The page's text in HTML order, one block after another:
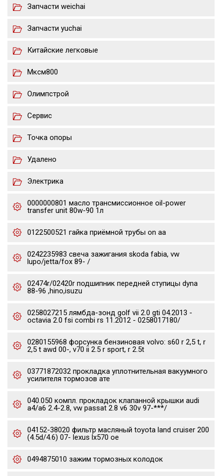
Запчасти weichai
Запчасти yuchai
Китайские легковые
Мксм800
Олимпстрой
Сервис
Точка опоры
Удалено
Электрика
0000000801 масло трансмиссионное oil-power
transfer unit 80w-90 1л
0122500521 гайка приёмной трубы on aa
0242235983 свеча зажигания skoda fabia, vw
lupo/jetta/fox 89- /
02474r/02420r подшипник передней ступицы dyna
88-96 ,hino,isuzu
0258027215 лямбда-зонд golf vii 2.0 gti 04.2013 -
octavia 2.0 fsi combi rs 11.2012 - 0258017180/
0280155968 форсунка бензиновая volvo: s60 r 2,5 t, r
2,5 t awd 00-, v70 ii 2.5 r sport, r 2.5t
03771872032 прокладка уплотнительная вакуумного
усилителя тормозов ате
040.050 компл. прокладок клапанной крышки audi
a4/a6 2.4-2.8, vw passat 2.8 v6 30v 97-***/
04152-38020 фильтр масляный toyota land cruiser 200
(4.5d/4.6) 07- lexus lx570 oe
0494875010 зажим тормозных колодок